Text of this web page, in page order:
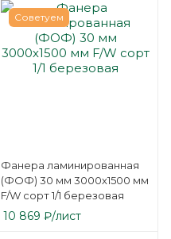
Советуем
Фанера ламинированная
(ФОФ) 30 мм 3000х1500 мм
F/W сорт 1/1 березовая
10 869 ₽/лист